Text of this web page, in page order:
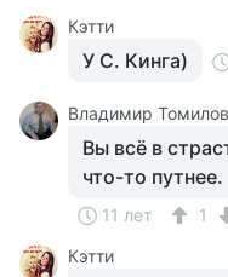
Кэтти
У С. Кинга)
Владимир Томилов
Вы всё в
что-то путнее.
11 лет
1
Кэтти